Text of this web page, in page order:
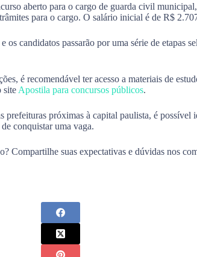
aberto para o cargo de guarda civil
para o cargo. O salário inicial é de R$
os candidatos passarão por uma série de
é recomendável ter acesso a materiais de
site Apostila para concursos públicos.
prefeituras próximas à capital paulista, é
conquistar uma vaga.
Compartilhe suas expectativas e dúvidas nos